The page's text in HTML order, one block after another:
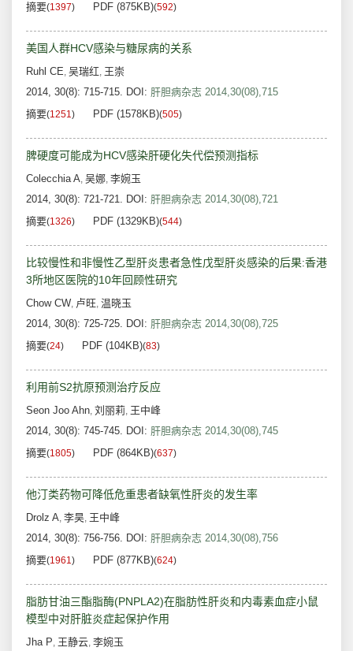
摘要(1397) PDF (875KB)(592)
美国人群HCV感染与糖尿病的关系
Ruhl CE, 吴瑞红, 王崇
2014, 30(8): 715-715. DOI: 肝胆病杂志 2014,30(08),715
摘要(1251) PDF (1578KB)(505)
脾硬度可能成为HCV感染肝硬化失代偿预测指标
Colecchia A, 吴娜, 李婉玉
2014, 30(8): 721-721. DOI: 肝胆病杂志 2014,30(08),721
摘要(1326) PDF (1329KB)(544)
比较慢性和非慢性乙型肝炎患者急性戊型肝炎感染的后果:香港
3所地区医院的10年回顾性研究
Chow CW, 卢旺, 温晓玉
2014, 30(8): 725-725. DOI: 肝胆病杂志 2014,30(08),725
摘要(24) PDF (104KB)(83)
利用前S2抗原预测治疗反应
Seon Joo Ahn, 刘丽莉, 王中峰
2014, 30(8): 745-745. DOI: 肝胆病杂志 2014,30(08),745
摘要(1805) PDF (864KB)(637)
他汀类药物可降低危重患者缺氧性肝炎的发生率
Drolz A, 李昊, 王中峰
2014, 30(8): 756-756. DOI: 肝胆病杂志 2014,30(08),756
摘要(1961) PDF (877KB)(624)
脂肪甘油三酯脂酶(PNPLA2)在脂肪性肝炎和内毒素血症小鼠
模型中对肝脏炎症起保护作用
Jha P, 王静云, 李婉玉